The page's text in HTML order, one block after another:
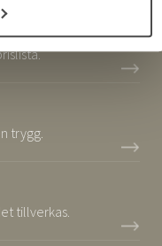
trygg.
tillverkas.